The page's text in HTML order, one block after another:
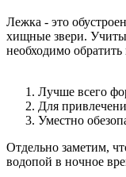
Лежка - это
хищные звери.
необходимо
Лучше всего
Для
Уместно
Отдельно заметим,
водопой в ночное